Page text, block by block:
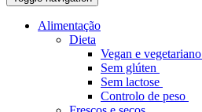
Alimentação
Dieta
Vegan e vegetariano
Sem glúten
Sem lactose
Controlo de peso